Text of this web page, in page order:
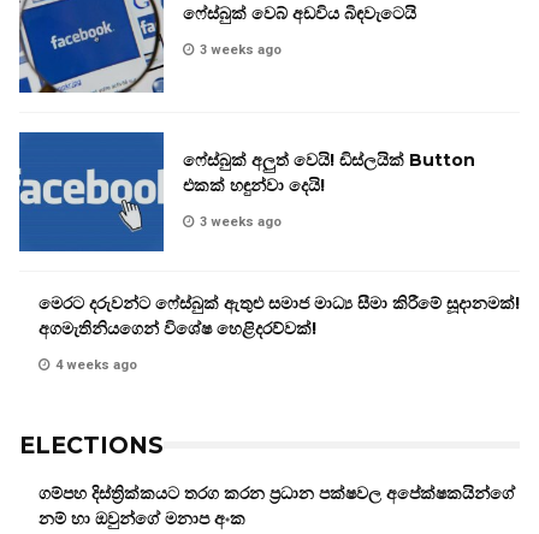
ෆේස්බුක් වෙබ් අඩවිය බිඳවැටෙයි
3 weeks ago
ෆේස්බුක් අලුත් වෙයි! ඩිස්ලයික් Button
එකක් හඳුන්වා දෙයි!
3 weeks ago
මෙරට දරුවන්ට ෆේස්බුක් ඇතුළු සමාජ මාධ්‍ය සීමා කිරීමේ සූදානමක්!
අගමැතිනියගෙන් විශේෂ හෙළිදරව්වක්!
4 weeks ago
ELECTIONS
ගම්පහ දිස්ත්‍රික්කයට තරග කරන ප්‍රධාන පක්ෂවල අපේක්ෂකයින්ගේ
නම් හා ඔවුන්ගේ මනාප අංක